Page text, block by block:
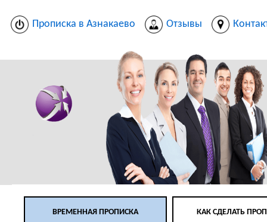
Прописка в Азнакаево Отзывы
ВРЕМЕННАЯ ПРОПИСКА КАК СДЕЛАТЬ